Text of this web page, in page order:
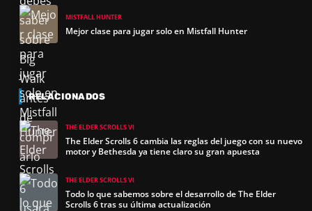
MISTFALL HUNTER
Mejor clase para jugar solo en Mistfall Hunter
RELACIONADOS
THE ELDER SCROLLS VI
The Elder Scrolls 6 cambia las reglas del juego con su nuevo
motor y Bethesda ya tiene claro su gran apuesta
THE ELDER SCROLLS VI
Todo lo que sabemos sobre el desarrollo de The Elder
Scrolls 6 tras su última actualización